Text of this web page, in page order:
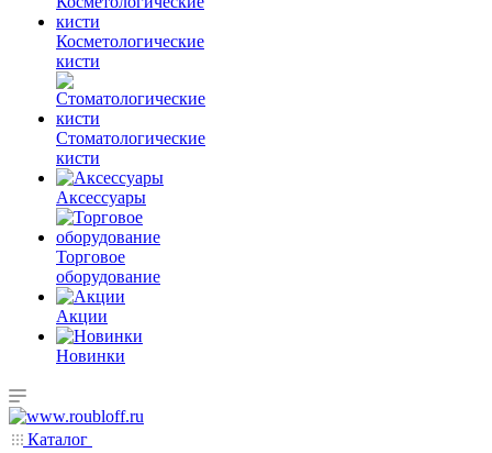
Косметологические
кисти
Стоматологические
кисти
Аксессуары
Торговое
оборудование
Акции
Новинки
Каталог